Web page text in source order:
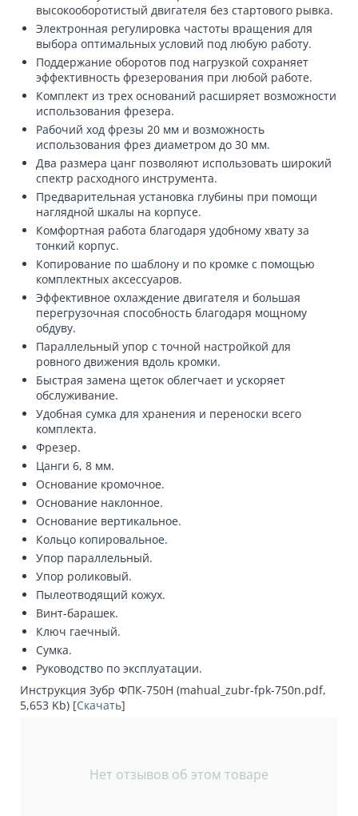
высокооборотистый двигателя без стартового рывка.
Электронная регулировка частоты вращения для
выбора оптимальных условий под любую работу.
Поддержание оборотов под нагрузкой сохраняет
эффективность фрезерования при любой работе.
Комплект из трех оснований расширяет возможности
использования фрезера.
Рабочий ход фрезы 20 мм и возможность
использования фрез диаметром до 30 мм.
Два размера цанг позволяют использовать широкий
спектр расходного инструмента.
Предварительная установка глубины при помощи
наглядной шкалы на корпусе.
Комфортная работа благодаря удобному хвату за
тонкий корпус.
Копирование по шаблону и по кромке с помощью
комплектных аксессуаров.
Эффективное охлаждение двигателя и большая
перегрузочная способность благодаря мощному
обдуву.
Параллельный упор с точной настройкой для
ровного движения вдоль кромки.
Быстрая замена щеток облегчает и ускоряет
обслуживание.
Удобная сумка для хранения и переноски всего
комплекта.
Фрезер.
Цанги 6, 8 мм.
Основание кромочное.
Основание наклонное.
Основание вертикальное.
Кольцо копировальное.
Упор параллельный.
Упор роликовый.
Пылеотводящий кожух.
Винт-барашек.
Ключ гаечный.
Сумка.
Руководство по эксплуатации.
Инструкция Зубр ФПК-750Н (mahual_zubr-fpk-750n.pdf,
5,653 Kb) [Скачать]
Нет отзывов об этом товаре